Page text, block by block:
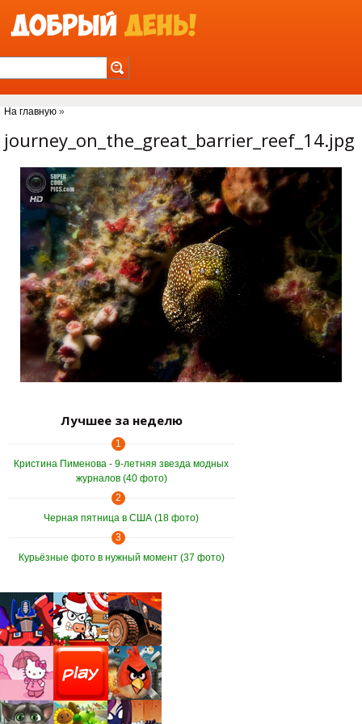
На главную »
journey_on_the_great_barrier_reef_14.jpg
Лучшее за неделю
1
Кристина Пименова - 9-летняя звезда модных
журналов (40 фото)
2
Черная пятница в США (18 фото)
3
Курьёзные фото в нужный момент (37 фото)